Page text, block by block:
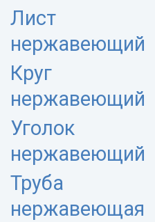
Лист
нержавеющий
Круг
нержавеющий
Уголок
нержавеющий
Труба
нержавеющая